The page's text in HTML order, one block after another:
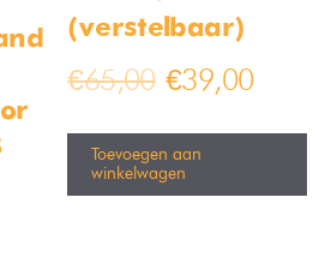
–
(verstelbaar)
€65,00 €39,00
Toevoegen aan
winkelwagen